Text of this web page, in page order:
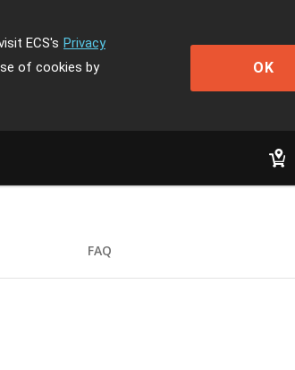
ECS's Privacy
of cookies by
OK
FAQ